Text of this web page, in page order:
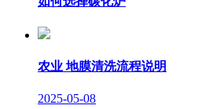
农业 地膜清洗流程说明
2025-05-08